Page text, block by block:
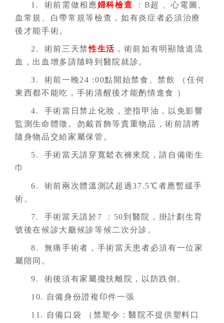
1. 術前需做相應婦科檢查 ：B超 、心電圖、
血常規、白帶常規等檢查，如有炎症者必須治療
後才能手術。
2. 術前三天禁性生活 ，術前如有明顯陰道流
血，出血增多請隨時到醫院就診。
3. 術前一晚24 :00點開始禁食、禁飲 （任何
東西都不能吃，手術清醒後才能酌情進食 ）
4. 手術當日禁止化妝，塗指甲油，以免影響
監測生命體徵。勿戴首飾等貴重物品，術前請將
隨身物品交給家屬保管。
5. 手術當天請穿寬鬆衣褲來院，請自備衛生
巾
6. 術前兩次體溫測試超過37.5℃者應暫緩手
術。
7. 手術當天請於7 ：50到醫院，掛計劃生育
號後在候診大廳候診等候二次分診。
8. 無痛手術者，手術當天患者必須有一位家
屬陪同。
9. 術後須有家屬攙扶離院，以防跌倒。
10. 自備身份證複印件一張
11. 自備口袋 （禁塑令：醫院不提供塑料口